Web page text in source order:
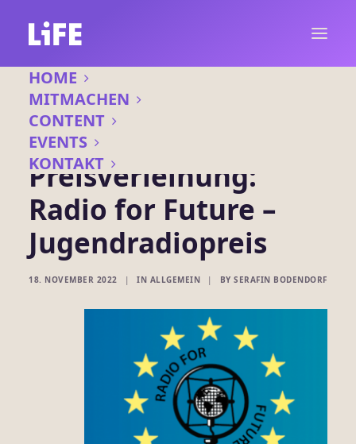
HOME
MITMACHEN
CONTENT
EVENTS
KONTAKT
Preisverleihung:
Radio for Future –
Jugendradiopreis
18. NOVEMBER 2022 | IN ALLGEMEIN | BY SERAFIN BODENDORF